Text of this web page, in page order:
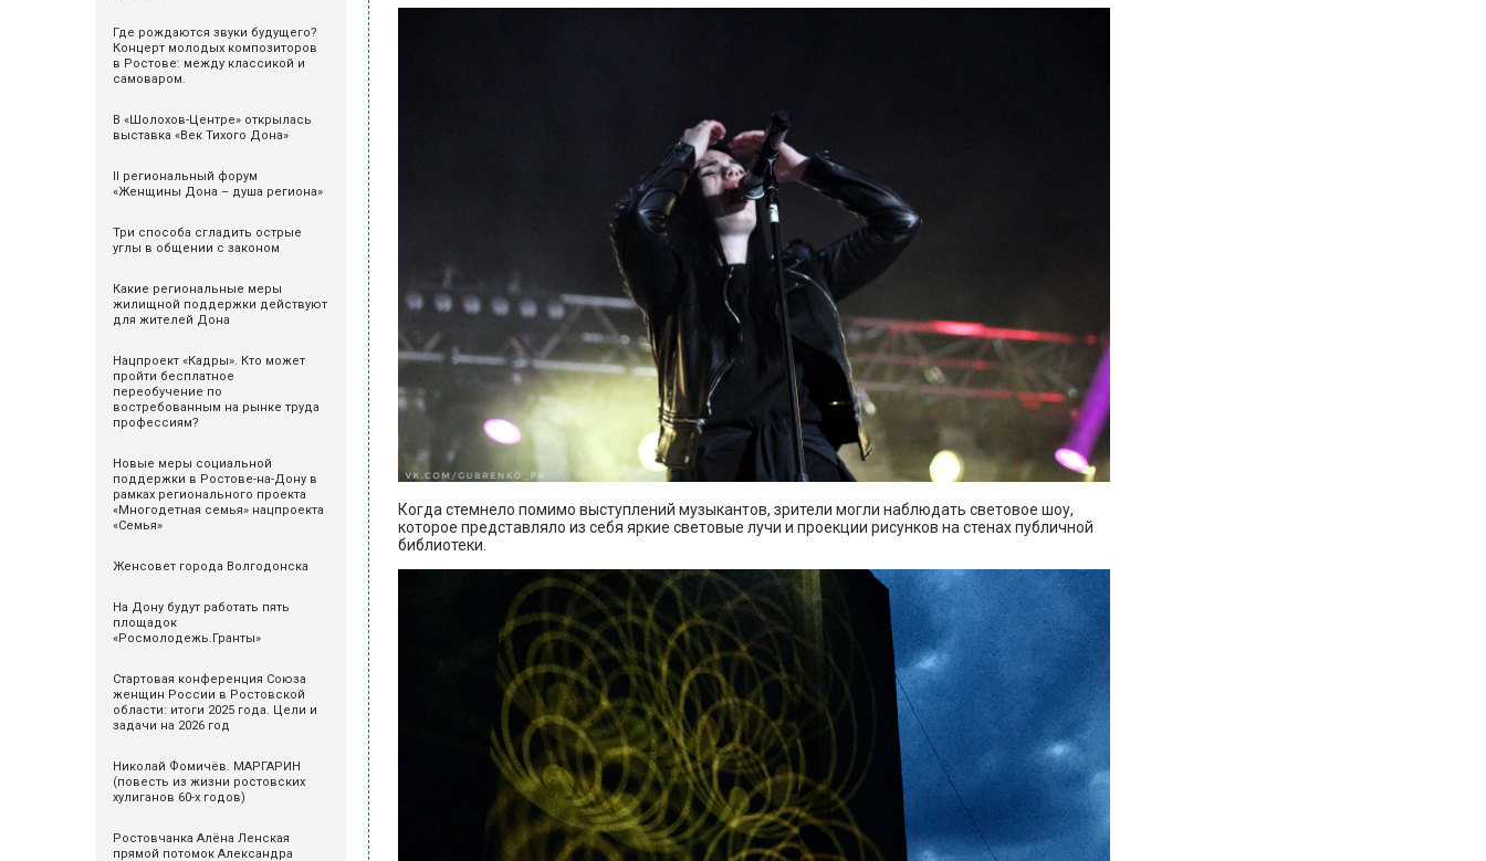
Где рождаются звуки будущего?
Концерт молодых композиторов
в Ростове: между классикой и
самоваром.
В «Шолохов-Центре» открылась
выставка «Век Тихого Дона»
II региональный форум
«Женщины Дона – душа региона»
Три способа сгладить острые
углы в общении с законом
Какие региональные меры
жилищной поддержки действуют
для жителей Дона
Нацпроект «Кадры». Кто может
пройти бесплатное
переобучение по
востребованным на рынке труда
профессиям?
Новые меры социальной
поддержки в Ростове-на-Дону в
рамках регионального проекта
«Многодетная семья» нацпроекта
«Семья»
Женсовет города Волгодонска
На Дону будут работать пять
площадок
«Росмолодежь.Гранты»
Стартовая конференция Союза
женщин России в Ростовской
области: итоги 2025 года. Цели и
задачи на 2026 год
Николай Фомичёв. МАРГАРИН
(повесть из жизни ростовских
хулиганов 60-х годов)
Ростовчанка Алёна Ленская
прямой потомок Александра
Когда стемнело помимо выступлений музыкантов, зрители могли наблюдать световое шоу,
которое представляло из себя яркие световые лучи и проекции рисунков на стенах публичной
библиотеки.